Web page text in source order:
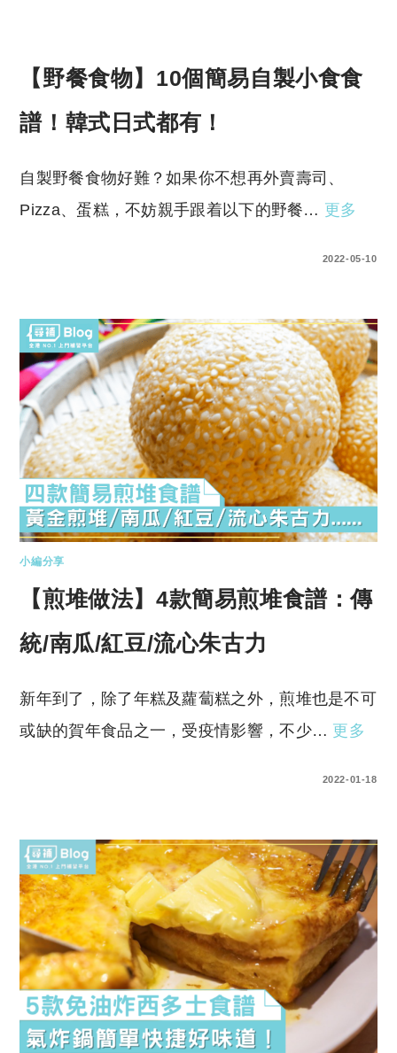
【野餐食物】10個簡易自製小食食
譜！韓式日式都有！
自製野餐食物好難？如果你不想再外賣壽司、
Pizza、蛋糕，不妨親手跟着以下的野餐… 更多
2022-05-10
小編分享
【煎堆做法】4款簡易煎堆食譜：傳
統/南瓜/紅豆/流心朱古力
新年到了，除了年糕及蘿蔔糕之外，煎堆也是不可
或缺的賀年食品之一，受疫情影響，不少… 更多
2022-01-18